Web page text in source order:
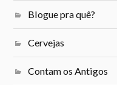
Blogue pra quê?
Cervejas
Contam os Antigos